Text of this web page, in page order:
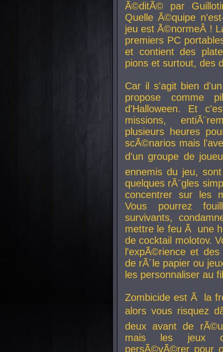
Ã©ditÃ© par
Quelle Ã©quipe
jeu est Ã©normeÂ !
premiers PC
et contient des
pions et surtout, des
Car il s'agit bien
propose comme
d'Halloween. Et
missions,
plusieurs heures
scÃ©narios mais
d'un groupe de
ennemis du jeu,
quelques rÃ¨gles
concentrer sur les
Vous pourrez
survivants,
mettre le feu Ã une
de cocktail molotov.
l'expÃ©rience et
de rÃ´le papier ou
les personnaliser au
Zombicide est Ã la
alors vous risquez
deux avant de
mais les jeux
persÃ©vÃ©rer pour